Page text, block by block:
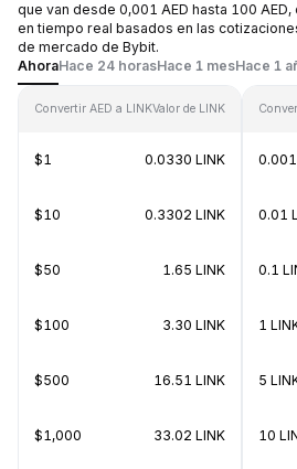
que van desde 0,001 AED hasta 100
en tiempo real basados en las
de mercado de Bybit.
AhoraHace 24 horasHace 1 mesHace 1
Convertir AED a LINKValor de LINK
$1 0.0330 LINK
$10 0.3302 LINK
$50 1.65 LINK
$100 3.30 LINK
$500 16.51 LINK
$1,000 33.02 LINK
0.01
0.1
1
5
10